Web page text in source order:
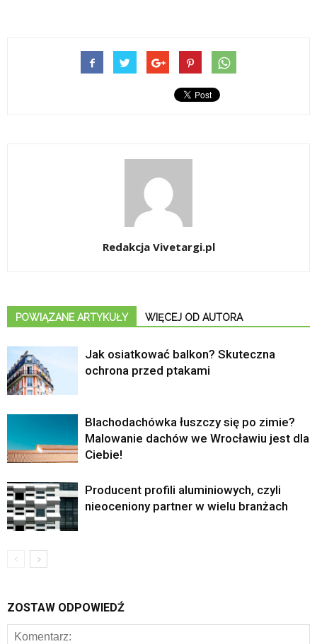
Redakcja Vivetargi.pl
POWIĄZANE ARTYKUŁY WIĘCEJ OD AUTORA
Jak osiatkować balkon? Skuteczna
ochrona przed ptakami
Blachodachówka łuszczy się po zimie?
Malowanie dachów we Wrocławiu jest dla
Ciebie!
Producent profili aluminiowych, czyli
nieoceniony partner w wielu branżach
ZOSTAW ODPOWIEDŹ